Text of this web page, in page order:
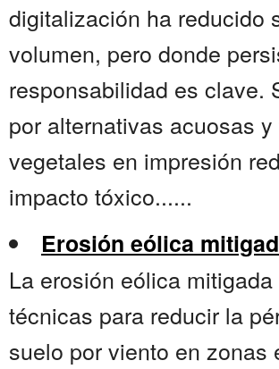
digitalización ha reducido
volumen, pero donde
responsabilidad es clave.
por alternativas acuosas
vegetales en impresión
impacto tóxico......
Erosión eólica
La erosión eólica
técnicas para reducir la
suelo por viento en zonas